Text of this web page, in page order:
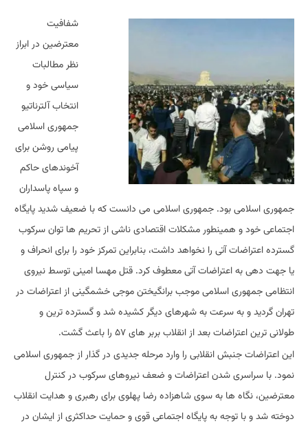
شفافیت
معترضین در ابراز
نظر مطالبات
سیاسی خود و
انتخاب آلترناتیو
جمهوری اسلامی
پیامی روشن برای
آخوندهای حاکم
و سپاه پاسداران
جمهوری اسلامی بود. جمهوری اسلامی می دانست که با ضعیف شدید پایگاه
اجتماعی خود و همینطور مشکلات اقتصادی ناشی از تحریم ها توان سرکوب
گسترده اعتراضات آتی را نخواهد داشت، بنابراین تمرکز خود را برای انحراف و
یا جهت دهی به اعتراضات آتی معطوف کرد. قتل مهسا امینی توسط نیروی
انتظامی جمهوری اسلامی موجب برانگیختن موجی خشمگینی از اعتراضات در
تهران گردید و به سرعت به شهرهای دیگر کشیده شد و گسترده ترین و
طولانی ترین اعتراضات بعد از انقلاب بربر های ۵۷ را باعث گشت.
این اعتراضات جنبش انقلابی را وارد مرحله جدیدی در گذار از جمهوری اسلامی
نمود. با سراسری شدن اعتراضات و ضعف نیروهای سرکوب در کنترل
معترضین، نگاه ها به سوی شاهزاده رضا پهلوی برای رهبری و هدایت انقلاب
دوخته شد و با توجه به پایگاه اجتماعی قوی و حمایت حداکثری از ایشان در